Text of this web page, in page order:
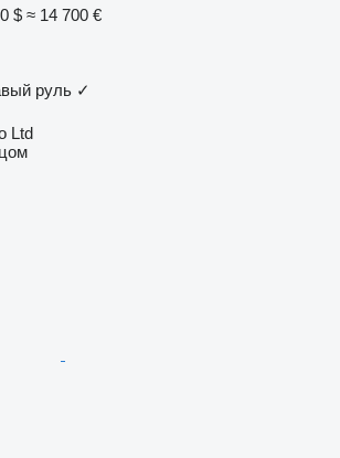
$ ≈ 14 700 €
руль ✓
Ltd